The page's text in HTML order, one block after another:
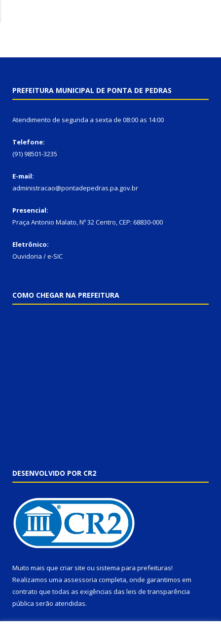
PREFEITURA MUNICIPAL DE PONTA DE PEDRAS
Atendimento de segunda a sexta de 08:00 as 14:00
Telefone:
(91) 98501-3235
E-mail:
administracao@pontadepedras.pa.gov.br
Presencial:
Praça Antonio Malato, Nº 32 Centro, CEP: 68830-000
Eletrônico:
Ouvidoria / e-SIC
COMO CHEGAR NA PREFEITURA
DESENVOLVIDO POR CR2
Muito mais que criar site ou sistema para prefeituras!
Realizamos uma assessoria completa, onde garantimos em
contrato que todas as exigências das leis de transparência
pública serão atendidas.